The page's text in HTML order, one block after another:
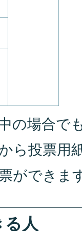
の場合で
ら投票用
ができま
る人